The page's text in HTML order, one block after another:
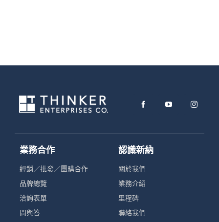
業務合作
經銷／批發／團購合作
品牌總覽
洽詢表單
問與答
認識新納
關於我們
業務介紹
里程碑
聯絡我們